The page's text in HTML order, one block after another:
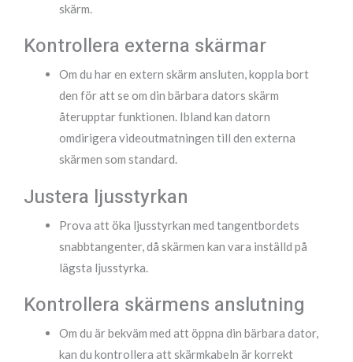
skärm.
Kontrollera externa skärmar
Om du har en extern skärm ansluten, koppla bort
den för att se om din bärbara dators skärm
återupptar funktionen. Ibland kan datorn
omdirigera videoutmatningen till den externa
skärmen som standard.
Justera ljusstyrkan
Prova att öka ljusstyrkan med tangentbordets
snabbtangenter, då skärmen kan vara inställd på
lägsta ljusstyrka.
Kontrollera skärmens anslutning
Om du är bekväm med att öppna din bärbara dator,
kan du kontrollera att skärmkabeln är korrekt